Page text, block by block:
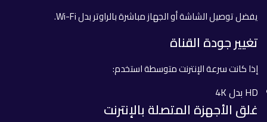
يفضل توصيل الشاشة أو الجهاز مباشرة بالراوتر بدل Wi-Fi.
تغيير جودة القناة
إذا كانت سرعة الإنترنت متوسطة استخدم:
HD بدل 4K
غلق الأجهزة المتصلة بالإنترنت